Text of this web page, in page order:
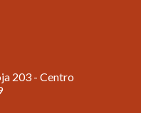
203 - Centro